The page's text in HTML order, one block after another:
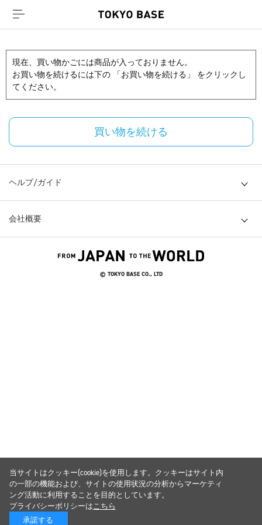
現在、買い物かごには商品が入っておりません。
お買い物を続けるには下の 「お買い物を続ける」 をクリックし
てください。
買い物を続ける
ヘルプ/ガイド
会社概要
© TOKYO BASE CO., LTD
当サイトはクッキー(cookie)を使用します。クッキーはサイト内
の一部の機能および、サイトの使用状況の分析からマーケティ
ング活動に利用することを目的としています。
プライバシーポリシーはこちら
承諾する